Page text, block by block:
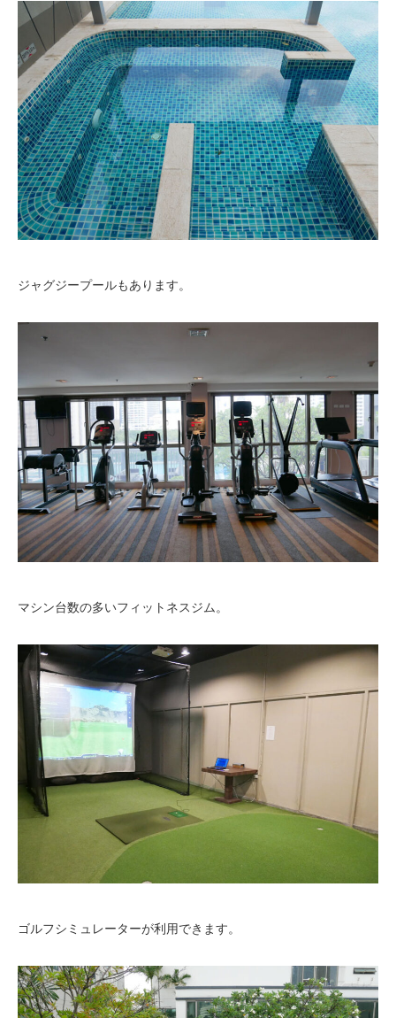
ジャグジープールもあります。
マシン台数の多いフィットネスジム。
ゴルフシミュレーターが利用できます。